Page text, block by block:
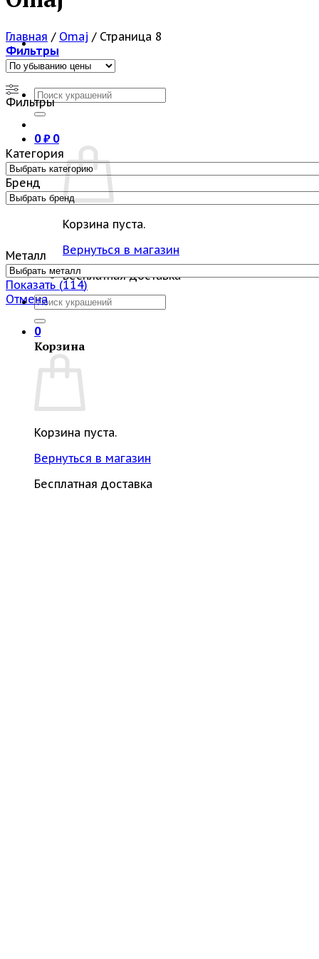
Искать:
0₽ 0
Корзина пуста.
Вернуться в магазин
Бесплатная доставка
Искать:
0
Корзина
Корзина пуста.
Вернуться в магазин
Бесплатная доставка
Главная / Omaj /Страница 8
Фильтры
Фильтры
Категория
Бренд
Металл
Показать (114)
Отмена